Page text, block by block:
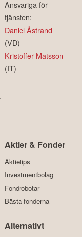
Ansvariga för
tjänsten:
Daniel Åstrand
(VD)
Kristoffer Matsson
(IT)
Aktier & Fonder
Aktietips
Investmentbolag
Fondrobotar
Bästa fonderna
Alternativt